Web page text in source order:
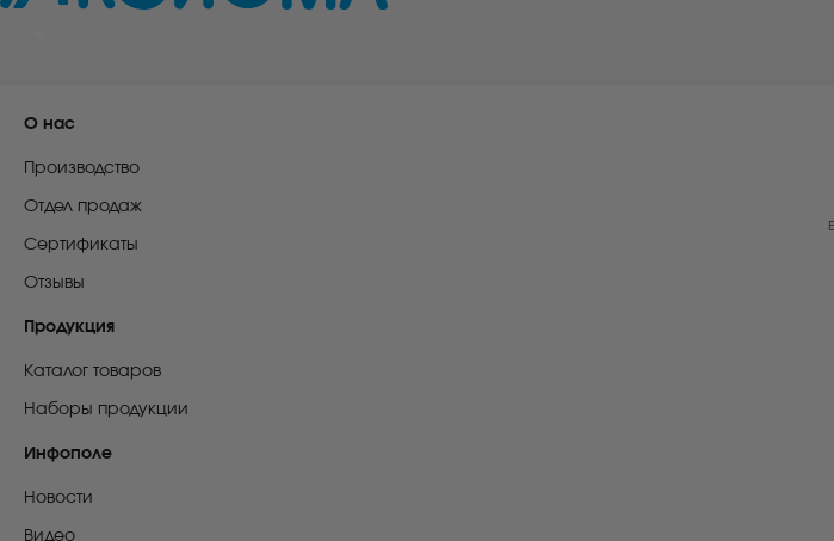
О нас
Производство
Отдел продаж
Сертификаты
Отзывы
Продукция
Каталог товаров
Наборы продукции
Инфополе
Новости
Видео